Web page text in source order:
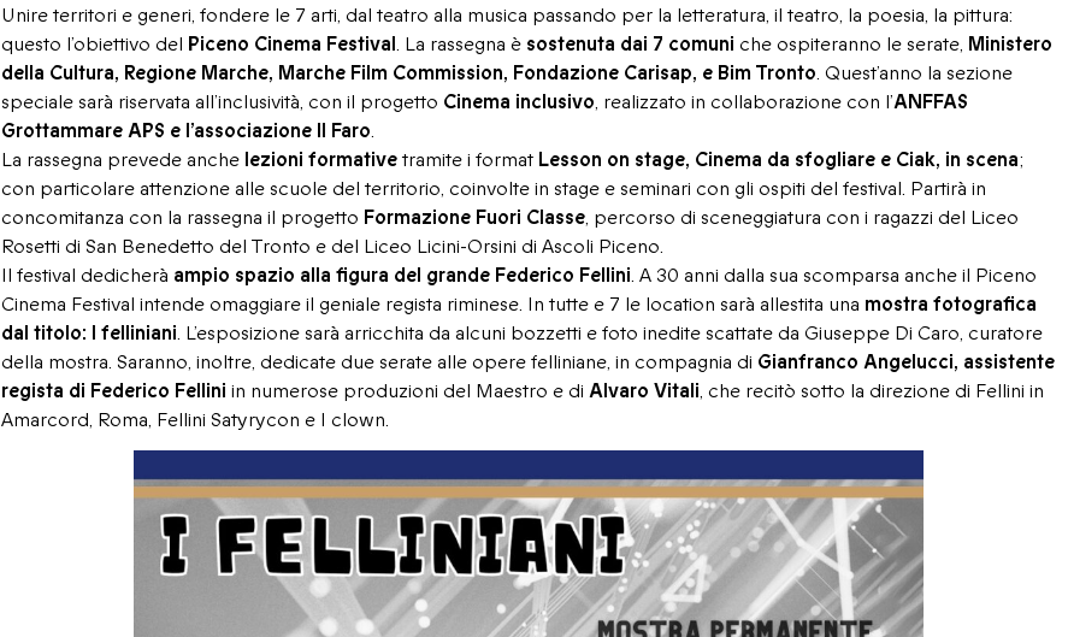
Unire territori e generi, fondere le 7 arti, dal teatro alla musica passando per la letteratura, il teatro, la poesia, la pittura:
questo l’obiettivo del Piceno Cinema Festival. La rassegna è sostenuta dai 7 comuni che ospiteranno le serate, Ministero
della Cultura, Regione Marche, Marche Film Commission, Fondazione Carisap, e Bim Tronto. Quest’anno la sezione
speciale sarà riservata all’inclusività, con il progetto Cinema inclusivo, realizzato in collaborazione con l’ANFFAS
Grottammare APS e l’associazione Il Faro.
La rassegna prevede anche lezioni formativetramite i format Lesson on stage, Cinema da sfogliare e Ciak, in scena;
con particolare attenzione alle scuole del territorio, coinvolte in stage e seminari con gli ospiti del festival. Partirà in
concomitanza con la rassegna il progetto Formazione Fuori Classe, percorso di sceneggiatura con i ragazzi del Liceo
Rosetti di San Benedetto del Tronto e del Liceo Licini-Orsini di Ascoli Piceno.
Il festival dedicherà ampio spazio alla figura del grande Federico Fellini. A 30 anni dalla sua scomparsa anche il Piceno
Cinema Festival intende omaggiare il geniale regista riminese. In tutte e 7 le location sarà allestita una mostra fotografica
dal titolo: I felliniani. L’esposizione sarà arricchita da alcuni bozzetti e foto inedite scattate da Giuseppe Di Caro, curatore
della mostra. Saranno, inoltre, dedicate due serate alle opere felliniane, in compagnia di Gianfranco Angelucci, assistente
regista di Federico Fellini in numerose produzioni del Maestro e di Alvaro Vitali, che recitò sotto la direzione di Fellini in
Amarcord, Roma, Fellini Satyrycon e I clown.